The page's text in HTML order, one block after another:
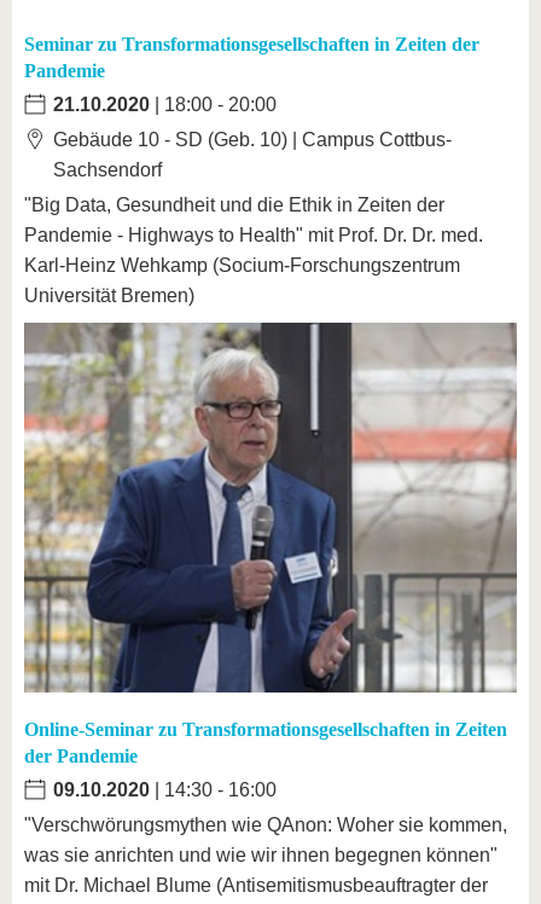
Seminar zu Transformationsgesellschaften in Zeiten der
Pandemie
21.10.2020 | 18:00 - 20:00
Gebäude 10 - SD (Geb. 10) | Campus Cottbus-
Sachsendorf
"Big Data, Gesundheit und die Ethik in Zeiten der
Pandemie - Highways to Health" mit Prof. Dr. Dr. med.
Karl-Heinz Wehkamp (Socium-Forschungszentrum
Universität Bremen)
Online-Seminar zu Transformationsgesellschaften in Zeiten
der Pandemie
09.10.2020 | 14:30 - 16:00
"Verschwörungsmythen wie QAnon: Woher sie kommen,
was sie anrichten und wie wir ihnen begegnen können"
mit Dr. Michael Blume (Antisemitismusbeauftragter der